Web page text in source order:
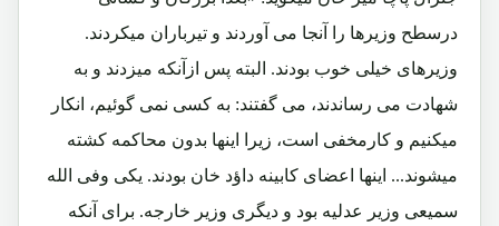
درسطح وزیرها را آنجا می آوردند و تیرباران میکردند.
وزیرهای خیلی خوب بودند. البته پس ازآنکه میزدند و به
شهادت می رساندند، می گفتند: به کسی نمی گوئیم، انکار
میکنیم و کارمخفی است، زیرا اینها بدون محاکمه کشته
میشوند... اینها اعضای کابینه داؤد خان بودند. یکی وفی الله
سمیعی وزیر عدلیه بود و دیگری وزیر خارجه. برای آنکه